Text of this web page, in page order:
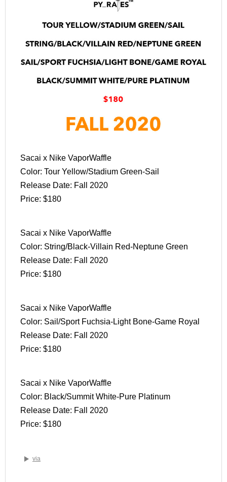
Sacai x Nike VaporWaffle
Color: Tour Yellow/Stadium Green-Sail
Release Date: Fall 2020
Price: $180
Sacai x Nike VaporWaffle
Color: String/Black-Villain Red-Neptune Green
Release Date: Fall 2020
Price: $180
Sacai x Nike VaporWaffle
Color: Sail/Sport Fuchsia-Light Bone-Game Royal
Release Date: Fall 2020
Price: $180
Sacai x Nike VaporWaffle
Color: Black/Summit White-Pure Platinum
Release Date: Fall 2020
Price: $180
via